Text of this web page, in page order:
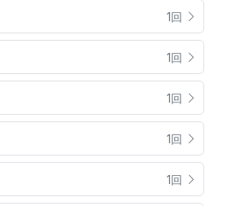
1回
1回
1回
1回
1回